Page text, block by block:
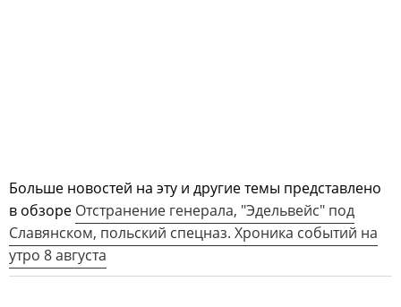
Больше новостей на эту и другие темы представлено
в обзоре Отстранение генерала, "Эдельвейс" под
Славянском, польский спецназ. Хроника событий на
утро 8 августа